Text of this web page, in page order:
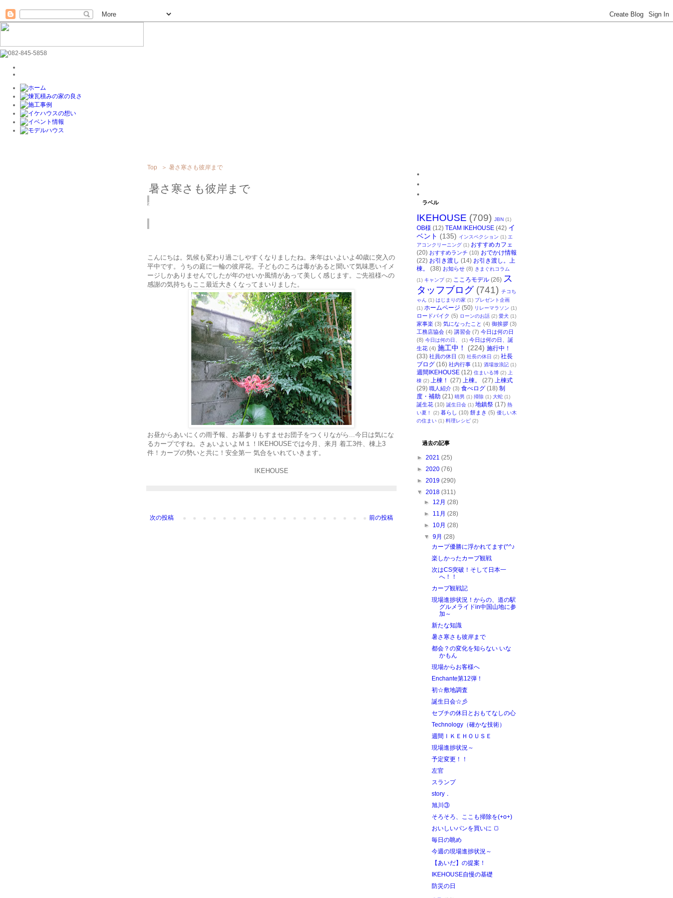
Top ＞ 暑さ寒さも彼岸まで
暑さ寒さも彼岸まで
2018
こんにちは。気候も変わり過ごしやすくなりましたね。来年はいよいよ40歳に突入の
平中です。うちの庭に一輪の彼岸花。子どものころは毒があると聞いて気味悪いイメ
ージしかありませんでしたが年のせいか風情があって美しく感じます。ご先祖様への
感謝の気持ちもここ最近大きくなってまいりました。
お昼からあいにくの雨予報、お墓参りもすませお団子をつくりながら...今日は気にな
るカープですね。さぁいよいよＭ１！IKEHOUSEでは今月、来月 着工3件、棟上3
件！カープの勢いと共に！安全第一 気合をいれていきます。
IKEHOUSE
次の投稿 前の投稿
ラベル
IKEHOUSE (709) JBN (1)
OB様 (12) TEAM IKEHOUSE (42) イ
ベント (135) インスペクション (1) エ
アコンクリーニング (1) おすすめカフェ
(20) おすすめランチ (10) おでかけ情報
(22) お引き渡し (14) お引き渡し。上
棟。
(38) お知らせ (8) きまぐれコラム
(1) キャンプ (2) こころモデル (26) ス
タッフブログ (741) チコち
ゃん
(1) はじまりの家 (1) プレゼント企画
(1) ホームページ (50) リレーマラソン (1)
ロードバイク (5) ローンのお話 (2) 愛犬 (1)
家事楽 (3) 気になったこと (4) 御挨拶 (3)
工務店協会 (4) 講習会 (7) 今日は何の日
(8) 今日は何の日、 (1) 今日は何の日、誕
生花 (4) 施工中！ (224) 施行中！
(33) 社員の休日 (3) 社長の休日 (2) 社長
ブログ (16) 社内行事 (11) 酒場放浪記 (1)
週間IKEHOUSE (12) 住まいる博 (2)
上
棟 (2) 上棟！ (27) 上棟。 (27) 上棟式
(29) 職人紹介 (3) 食べログ (18) 制
度・補助 (21) 晴男 (1) 掃除 (1) 大蛇 (1)
誕生花 (10) 誕生日会 (1) 地鎮祭 (17) 熱
い夏！
(2) 暮らし (10) 餅まき (5) 優しい木
の住まい (1) 料理レシピ (2)
過去の記事
► 2021 (25)
► 2020 (76)
► 2019 (290)
▼ 2018 (311)
► 12月 (28)
► 11月 (28)
► 10月 (28)
▼ 9月 (28)
カープ優勝に浮かれてます(^^♪
楽しかったカープ観戦
次はCS突破！そして日本一
へ！！
カープ観戦記
現場進捗状況！からの、道の駅
グルメライドin中国山地に参
加～
新たな知識
暑さ寒さも彼岸まで
都会？の変化を知らない いな
かもん
現場からお客様へ
Enchante第12弾！
初☆敷地調査
誕生日会☆彡
セブチの休日とおもてなしの心
Technology（確かな技術）
週間ＩＫＥＨＯＵＳＥ
現場進捗状況～
予定変更！！
左官
スランプ
story．
旭川③
そろそろ、ここも掃除を(+o+)
おいしいパンを買いに 🍞
毎日の眺め
今週の現場進捗状況～
【あいだ】の提案！
IKEHOUSE自慢の基礎
防災の日